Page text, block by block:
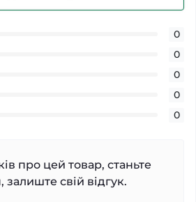
0
0
0
0
0
про цей товар, станьте
свій відгук.